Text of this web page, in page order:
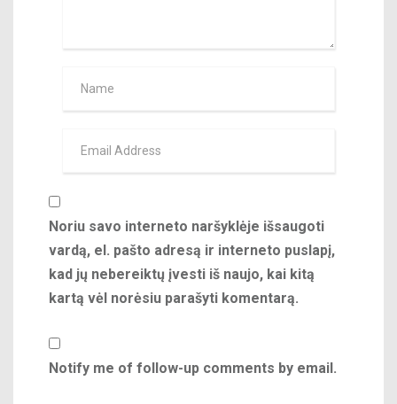
Noriu savo interneto naršyklėje išsaugoti
vardą, el. pašto adresą ir interneto puslapį,
kad jų nebereiktų įvesti iš naujo, kai kitą
kartą vėl norėsiu parašyti komentarą.
Notify me of follow-up comments by email.